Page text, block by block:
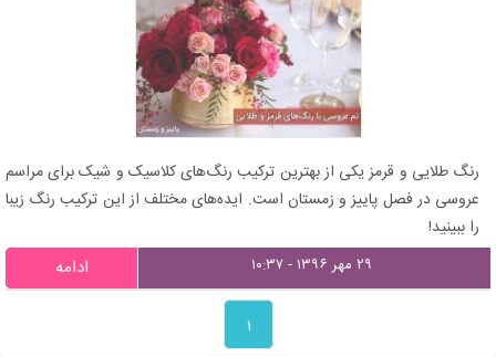
رنگ طلایی و قرمز یکی از بهترین ترکیب رنگ‌های کلاسیک و شیک برای مراسم
عروسی در فصل پاییز و زمستان است. ایده‌های مختلف از این ترکیب رنگ زیبا
را ببینید!
۲۹ مهر ۱۳۹۶ - ۱۰:۳۷ ادامه
۱